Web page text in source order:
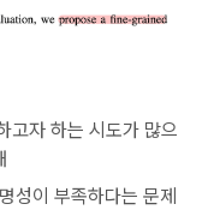
자 하는 시도가 많으
이 부족하다는 문제